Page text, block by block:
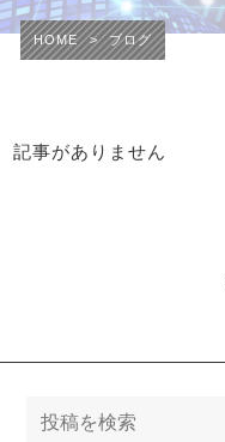
HOME > ブログ
記事がありません